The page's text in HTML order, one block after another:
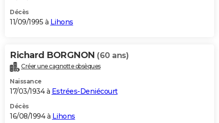
Décès
11/09/1995 à Lihons
Richard BORGNON (60 ans)
Créer une cagnotte obsèques
Naissance
17/03/1934 à Estrées-Deniécourt
Décès
16/08/1994 à Lihons